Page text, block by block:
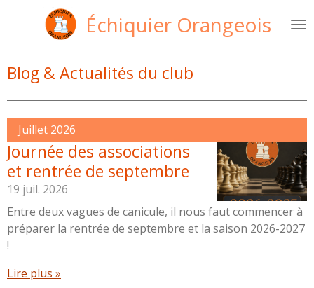
principal
Échiquier Orangeois
Blog & Actualités du club
Juillet 2026
Journée des associations
et rentrée de septembre
19 juil. 2026
Entre deux vagues de canicule, il nous faut commencer à
préparer la rentrée de septembre et la saison 2026-2027
!
Lire plus »